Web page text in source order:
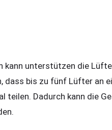
unterstützen die
dass bis zu fünf Lüfter an
teilen. Dadurch kann die